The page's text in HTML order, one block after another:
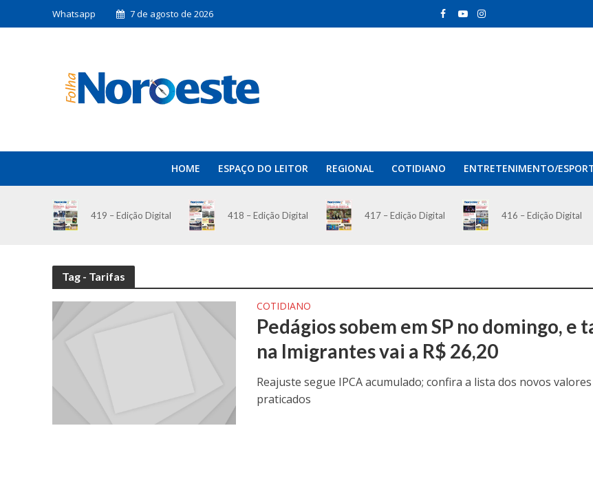
Whatsapp 7 de agosto de 2026
HOME ESPAÇO DO LEITOR REGIONAL COTIDIANO ENTRETENIMENTO/
419 – Edição Digital 418 – Edição Digital 417 – Edição Digital 416 – Edição Digital
Tag - Tarifas
COTIDIANO
Pedágios sobem em SP no domingo, e
na Imigrantes vai a R$ 26,20
Reajuste segue IPCA acumulado; confira a lista dos novos valores
praticados